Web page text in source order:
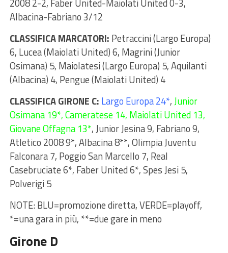
2008 2-2, Faber United-Maiolati United 0-3,
Albacina-Fabriano 3/12
CLASSIFICA MARCATORI: Petraccini (Largo Europa)
6, Lucea (Maiolati United) 6, Magrini (Junior
Osimana) 5, Maiolatesi (Largo Europa) 5, Aquilanti
(Albacina) 4, Pengue (Maiolati United) 4
CLASSIFICA GIRONE C: Largo Europa 24*,Junior
Osimana 19*, Cameratese 14, Maiolati United 13,
Giovane Offagna 13*, Junior Jesina 9, Fabriano 9,
Atletico 2008 9*, Albacina 8**, Olimpia Juventu
Falconara 7, Poggio San Marcello 7, Real
Casebruciate 6*, Faber United 6*, Spes Jesi 5,
Polverigi 5
NOTE: BLU=promozione diretta, VERDE=playoff,
*=una gara in più, **=due gare in meno
Girone D